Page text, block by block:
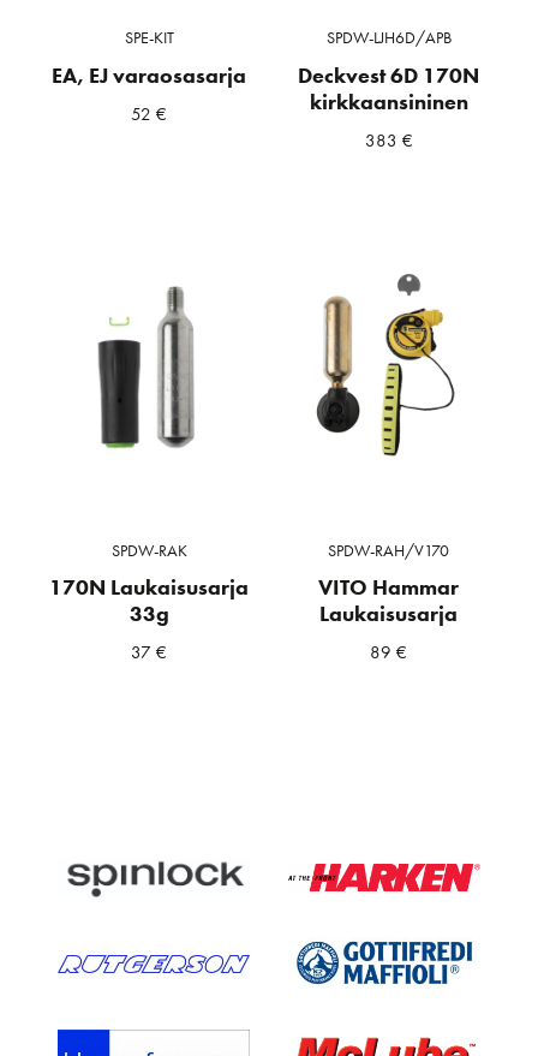
SPE-KIT
EA, EJ varaosasarja
52€
SPDW-LJH6D/APB
Deckvest 6D 170N
kirkkaansininen
383 €
SPDW-RAK
170N Laukaisusarja
33g
37€
SPDW-RAH/V170
VITO Hammar
Laukaisusarja
89€